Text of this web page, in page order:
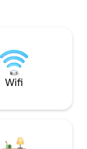
Wifi